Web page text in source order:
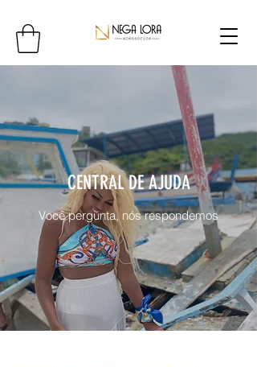
CENTRAL DE AJUDA
Você pergunta, nós respondemos